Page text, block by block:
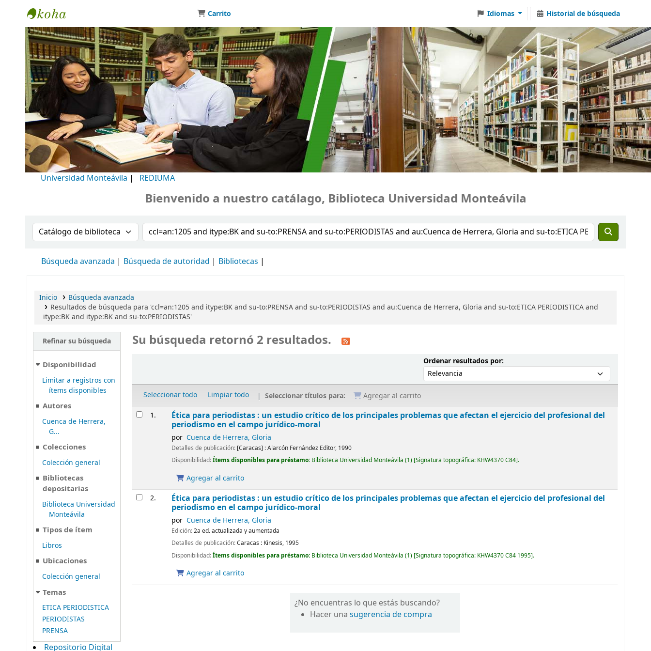
Biblioteca Universidad Monteávila
Carrito Idiomas Historial de búsqueda
Universidad Monteávila | REDIUMA
Bienvenido a nuestro catálago, Biblioteca Universidad Monteávila
Buscar en el catálogo por:Buscar en el catálogo
Búsqueda avanzada Búsqueda de autoridad Bibliotecas
Inicio
Búsqueda avanzada
Resultados de búsqueda para 'ccl=an:1205 and itype:BK and su-to:PRENSA and su-to:PERIODISTAS and au:Cuenca de Herrera, Gloria and su-to:ETICA PERIODISTICA and
itype:BK and itype:BK and su-to:PERIODISTAS'
Refinar su búsqueda
Disponibilidad
Limitar a registros con
ítems disponibles
Autores
Cuenca de Herrera,
G...
Colecciones
Colección general
Bibliotecas
depositarias
Biblioteca Universidad
Monteávila
Tipos de ítem
Libros
Ubicaciones
Colección general
Temas
ETICA PERIODISTICA
PERIODISTAS
PRENSA
Repositorio Digital
Su búsqueda retornó 2 resultados.
Ordenar resultados por:Ordenar por:
Seleccionar todo Limpiar todo Seleccionar títulos para: Agregar al carrito
Resultados
1.
Ética para periodistas : un estudio crítico de los principales problemas que afectan el ejercicio del profesional del
periodismo en el campo jurídico-moral
por Cuenca de Herrera, Gloria
Detalles de publicación: [Caracas] :Alarcón Fernández Editor, 1990
Disponibilidad:Ítems disponibles para préstamo: Biblioteca Universidad Monteávila (1) Signatura topográfica: KHW4370 C84 .
Agregar al carrito
2.
Ética para periodistas : un estudio crítico de los principales problemas que afectan el ejercicio del profesional del
periodismo en el campo jurídico-moral
por Cuenca de Herrera, Gloria
Edición:2a ed. actualizada y aumentada
Detalles de publicación:Caracas : Kinesis, 1995
Disponibilidad:Ítems disponibles para préstamo: Biblioteca Universidad Monteávila (1) Signatura topográfica: KHW4370 C84 1995 .
Agregar al carrito
¿No encuentras lo que estás buscando?
Hacer unasugerencia de compra